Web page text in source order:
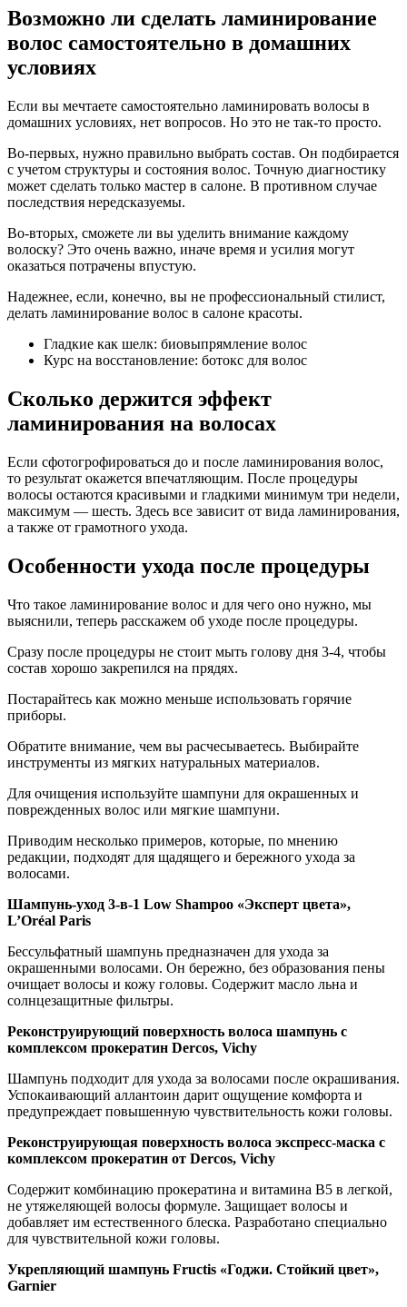
Возможно ли сделать ламинирование
волос самостоятельно в домашних
условиях
Если вы мечтаете самостоятельно ламинировать волосы в
домашних условиях, нет вопросов. Но это не так-то просто.
Во-первых, нужно правильно выбрать состав. Он подбирается
с учетом структуры и состояния волос. Точную диагностику
может сделать только мастер в салоне. В противном случае
последствия нередсказуемы.
Во-вторых, сможете ли вы уделить внимание каждому
волоску? Это очень важно, иначе время и усилия могут
оказаться потрачены впустую.
Надежнее, если, конечно, вы не профессиональный стилист,
делать ламинирование волос в салоне красоты.
Гладкие как шелк: биовыпрямление волос
Курс на восстановление: ботокс для волос
Сколько держится эффект
ламинирования на волосах
Если сфотогрофироваться до и после ламинирования волос,
то результат окажется впечатляющим. После процедуры
волосы остаются красивыми и гладкими минимум три недели,
максимум — шесть. Здесь все зависит от вида ламинирования,
а также от грамотного ухода.
Особенности ухода после процедуры
Что такое ламинирование волос и для чего оно нужно, мы
выяснили, теперь расскажем об уходе после процедуры.
Сразу после процедуры не стоит мыть голову дня 3-4, чтобы
состав хорошо закрепился на прядях.
Постарайтесь как можно меньше использовать горячие
приборы.
Обратите внимание, чем вы расчесываетесь. Выбирайте
инструменты из мягких натуральных материалов.
Для очищения используйте шампуни для окрашенных и
поврежденных волос или мягкие шампуни.
Приводим несколько примеров, которые, по мнению
редакции, подходят для щадящего и бережного ухода за
волосами.
Шампунь-уход 3-в-1 Low Shampoo «Эксперт цвета»,
L’Oréal Paris
Бессульфатный шампунь предназначен для ухода за
окрашенными волосами. Он бережно, без образования пены
очищает волосы и кожу головы. Содержит масло льна и
солнцезащитные фильтры.
Реконструирующий поверхность волоса шампунь с
комплексом прокератин Dercos, Vichy
Шампунь подходит для ухода за волосами после окрашивания.
Успокаивающий аллантоин дарит ощущение комфорта и
предупреждает повышенную чувствительность кожи головы.
Реконструирующая поверхность волоса экспресс-маска с
комплексом прокератин от Dercos, Vichy
Содержит комбинацию прокератина и витамина В5 в легкой,
не утяжеляющей волосы формуле. Защищает волосы и
добавляет им естественного блеска. Разработано специально
для чувствительной кожи головы.
Укрепляющий шампунь Fructis «Годжи. Стойкий цвет»,
Garnier